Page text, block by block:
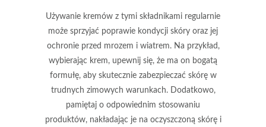
Używanie kremów z tymi składnikami regularnie
może sprzyjać poprawie kondycji skóry oraz jej
ochronie przed mrozem i wiatrem. Na przykład,
wybierając krem, upewnij się, że ma on bogatą
formułę, aby skutecznie zabezpieczać skórę w
trudnych zimowych warunkach. Dodatkowo,
pamiętaj o odpowiednim stosowaniu
produktów, nakładając je na oczyszczoną skórę i